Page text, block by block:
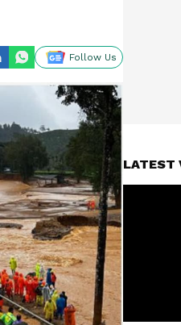
Follow Us
LATEST